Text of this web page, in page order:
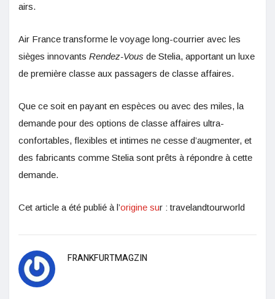
airs.
Air France transforme le voyage long-courrier avec les
sièges innovants Rendez-Vous de Stelia, apportant un luxe
de première classe aux passagers de classe affaires.
Que ce soit en payant en espèces ou avec des miles, la
demande pour des options de classe affaires ultra-
confortables, flexibles et intimes ne cesse d’augmenter, et
des fabricants comme Stelia sont prêts à répondre à cette
demande.
Cet article a été publié à l’origine sur : travelandtourworld
FRANKFURTMAGZIN